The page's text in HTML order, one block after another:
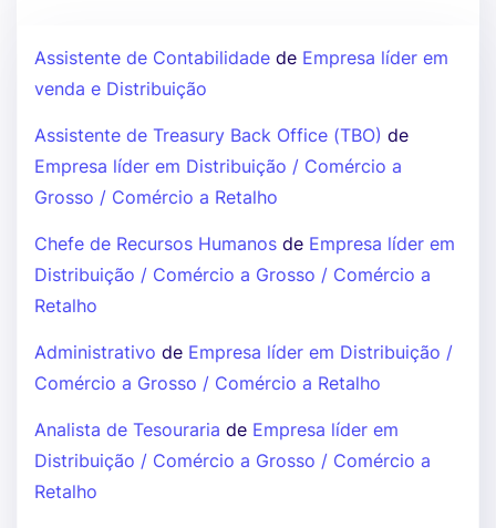
Assistente de Contabilidade de Empresa líder em
venda e Distribuição
Assistente de Treasury Back Office (TBO) de
Empresa líder em Distribuição / Comércio a
Grosso / Comércio a Retalho
Chefe de Recursos Humanos de Empresa líder em
Distribuição / Comércio a Grosso / Comércio a
Retalho
Administrativo de Empresa líder em Distribuição /
Comércio a Grosso / Comércio a Retalho
Analista de Tesouraria de Empresa líder em
Distribuição / Comércio a Grosso / Comércio a
Retalho